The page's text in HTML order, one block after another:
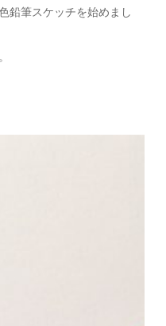
鉛筆スケッチを始めまし